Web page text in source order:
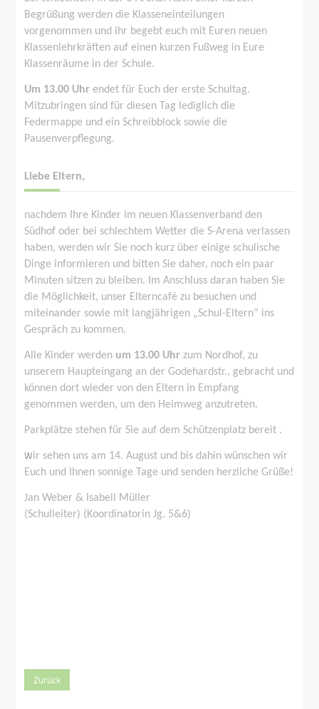
Begrüßung werden die Klasseneinteilungen
vorgenommen und ihr begebt euch mit Euren neuen
Klassenlehrkräften auf einen kurzen Fußweg in Eure
Klassenräume in der Schule.
Um 13.00 Uhr endet für Euch der erste Schultag.
Mitzubringen sind für diesen Tag lediglich die
Federmappe und ein Schreibblock sowie die
Pausenverpflegung.
Liebe Eltern,
nachdem Ihre Kinder im neuen Klassenverband den
Südhof oder bei schlechtem Wetter die S-Arena verlassen
haben, werden wir Sie noch kurz über einige schulische
Dinge informieren und bitten Sie daher, noch ein paar
Minuten sitzen zu bleiben. Im Anschluss daran haben Sie
die Möglichkeit, unser Elterncafé zu besuchen und
miteinander sowie mit langjährigen „Schul-Eltern“ ins
Gespräch zu kommen.
Alle Kinder werden um 13.00 Uhr zum Nordhof, zu
unserem Haupteingang an der Godehardstr., gebracht und
können dort wieder von den Eltern in Empfang
genommen werden, um den Heimweg anzutreten.
Parkplätze stehen für Sie auf dem Schützenplatz bereit .
Wir sehen uns am 14. August und bis dahin wünschen wir
Euch und Ihnen sonnige Tage und senden herzliche Grüße!
Jan Weber & Isabell Müller
(Schulleiter) (Koordinatorin Jg. 5&6)
Zurück